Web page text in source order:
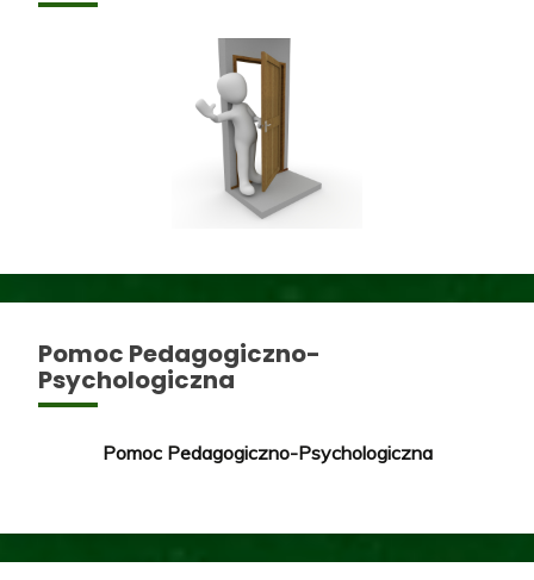
Pomoc Pedagogiczno-
Psychologiczna
Pomoc Pedagogiczno-Psychologiczna